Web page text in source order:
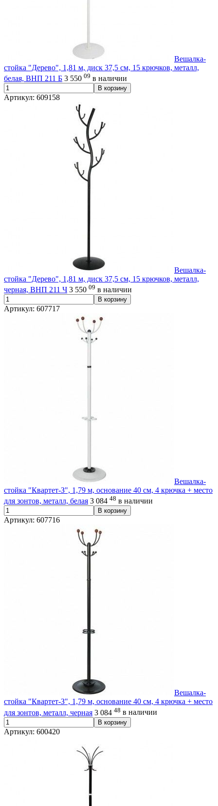
Вешалка-
стойка "Дерево", 1,81 м, диск 37,5 см, 15 крючков, металл,
белая, ВНП 211 Б 3 550 09 в наличии
В корзину
Артикул: 609158
Вешалка-
стойка "Дерево", 1,81 м, диск 37,5 см, 15 крючков, металл,
черная, ВНП 211 Ч 3 550 09 в наличии
В корзину
Артикул: 607717
Вешалка-
стойка "Квартет-З", 1,79 м, основание 40 см, 4 крючка + место
для зонтов, металл, белая 3 084 48 в наличии
В корзину
Артикул: 607716
Вешалка-
стойка "Квартет-З", 1,79 м, основание 40 см, 4 крючка + место
для зонтов, металл, черная 3 084 48 в наличии
В корзину
Артикул: 600420